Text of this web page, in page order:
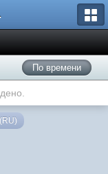
По времени